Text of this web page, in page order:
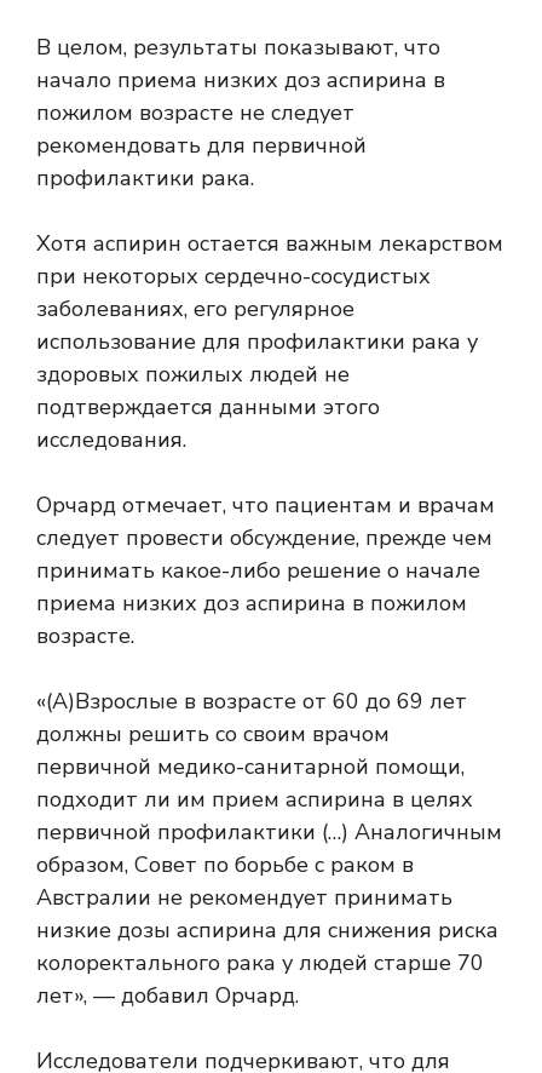
В целом, результаты показывают, что
начало приема низких доз аспирина в
пожилом возрасте не следует
рекомендовать для первичной
профилактики рака.
Хотя аспирин остается важным лекарством
при некоторых сердечно-сосудистых
заболеваниях, его регулярное
использование для профилактики рака у
здоровых пожилых людей не
подтверждается данными этого
исследования.
Орчард отмечает, что пациентам и врачам
следует провести обсуждение, прежде чем
принимать какое-либо решение о начале
приема низких доз аспирина в пожилом
возрасте.
«(А)Взрослые в возрасте от 60 до 69 лет
должны решить со своим врачом
первичной медико-санитарной помощи,
подходит ли им прием аспирина в целях
первичной профилактики (…) Аналогичным
образом, Совет по борьбе с раком в
Австралии не рекомендует принимать
низкие дозы аспирина для снижения риска
колоректального рака у людей старше 70
лет», — добавил Орчард.
Исследователи подчеркивают, что для